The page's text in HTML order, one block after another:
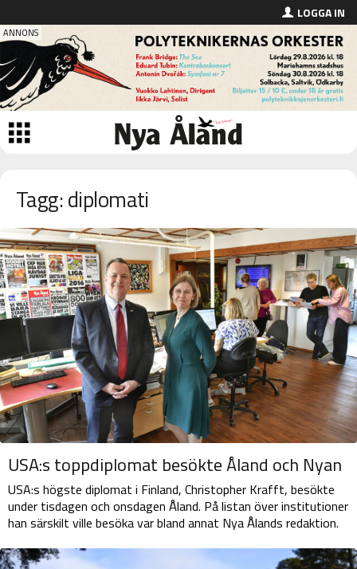
LOGGA IN
Tagg: diplomati
USA:s toppdiplomat besökte Åland och Nyan
USA:s högste diplomat i Finland, Christopher Krafft, besökte
under tisdagen och onsdagen Åland. På listan över institutioner
han särskilt ville besöka var bland annat Nya Ålands redaktion.